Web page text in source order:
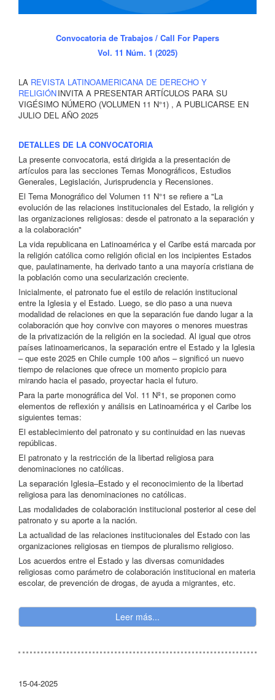
Convocatoria de Trabajos / Call For Papers
Vol. 11 Núm. 1 (2025)
LA REVISTA LATINOAMERICANA DE DERECHO Y
RELIGIÓNINVITA A PRESENTAR ARTÍCULOS PARA SU
VIGÉSIMO NÚMERO (VOLUMEN 11 N°1) , A PUBLICARSE EN
JULIO DEL AÑO 2025
DETALLES DE LA CONVOCATORIA
La presente convocatoria, está dirigida a la presentación de
artículos para las secciones Temas Monográficos, Estudios
Generales, Legislación, Jurisprudencia y Recensiones.
El Tema Monográfico del Volumen 11 N°1 se refiere a "La
evolución de las relaciones institucionales del Estado, la religión y
las organizaciones religiosas: desde el patronato a la separación y
a la colaboración"
La vida republicana en Latinoamérica y el Caribe está marcada por
la religión católica como religión oficial en los incipientes Estados
que, paulatinamente, ha derivado tanto a una mayoría cristiana de
la población como una secularización creciente.
Inicialmente, el patronato fue el estilo de relación institucional
entre la Iglesia y el Estado. Luego, se dio paso a una nueva
modalidad de relaciones en que la separación fue dando lugar a la
colaboración que hoy convive con mayores o menores muestras
de la privatización de la religión en la sociedad. Al igual que otros
países latinoamericanos, la separación entre el Estado y la Iglesia
– que este 2025 en Chile cumple 100 años – significó un nuevo
tiempo de relaciones que ofrece un momento propicio para
mirando hacia el pasado, proyectar hacia el futuro.
Para la parte monográfica del Vol. 11 Nº1, se proponen como
elementos de reflexión y análisis en Latinoamérica y el Caribe los
siguientes temas:
El establecimiento del patronato y su continuidad en las nuevas
repúblicas.
El patronato y la restricción de la libertad religiosa para
denominaciones no católicas.
La separación Iglesia–Estado y el reconocimiento de la libertad
religiosa para las denominaciones no católicas.
Las modalidades de colaboración institucional posterior al cese del
patronato y su aporte a la nación.
La actualidad de las relaciones institucionales del Estado con las
organizaciones religiosas en tiempos de pluralismo religioso.
Los acuerdos entre el Estado y las diversas comunidades
religiosas como parámetro de colaboración institucional en materia
escolar, de prevención de drogas, de ayuda a migrantes, etc.
Leer más...
15-04-2025